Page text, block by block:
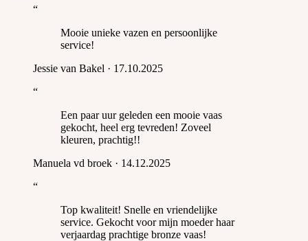
“
Mooie unieke vazen en persoonlijke
service!
Jessie van Bakel · 17.10.2025
“
Een paar uur geleden een mooie vaas
gekocht, heel erg tevreden! Zoveel
kleuren, prachtig!!
Manuela vd broek · 14.12.2025
“
Top kwaliteit! Snelle en vriendelijke
service. Gekocht voor mijn moeder haar
verjaardag prachtige bronze vaas!